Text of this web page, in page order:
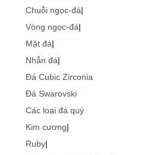
Chuỗi ngọc-đá|
Vòng ngọc-đá|
Mặt đá|
Nhẫn đá|
Đá Cubic Zirconia
Đá Swarovski
Các loại đá quý
Kim cương|
Ruby|